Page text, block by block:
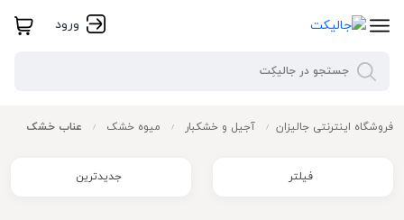
ورود
فروشگاه اینترنتی جالیزان / آجیل و خشکبار / میوه خشک / عناب خشک
فیلتر جدیدترین